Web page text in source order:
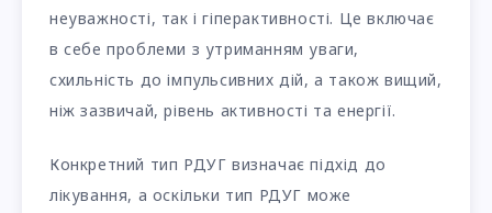
неуважності, так і гіперактивності. Це включає
в себе проблеми з утриманням уваги,
схильність до імпульсивних дій, а також вищий,
ніж зазвичай, рівень активності та енергії.
Конкретний тип РДУГ визначає підхід до
лікування, а оскільки тип РДУГ може